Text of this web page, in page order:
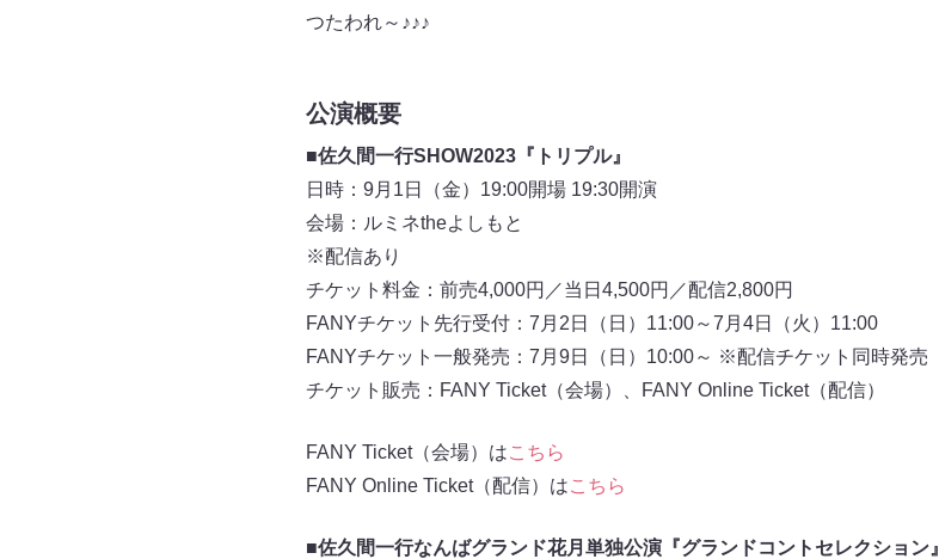
つたわれ～♪♪♪
公演概要
■佐久間一行SHOW2023『トリプル』
日時：9月1日（金）19:00開場 19:30開演
会場：ルミネtheよしもと
※配信あり
チケット料金：前売4,000円／当日4,500円／配信2,800円
FANYチケット先行受付：7月2日（日）11:00～7月4日（火）11:00
FANYチケット一般発売：7月9日（日）10:00～ ※配信チケット同時発売
チケット販売：FANY Ticket（会場）、FANY Online Ticket（配信）
FANY Ticket（会場）はこちら
FANY Online Ticket（配信）はこちら
■佐久間一行なんばグランド花月単独公演『グランドコントセレクション』